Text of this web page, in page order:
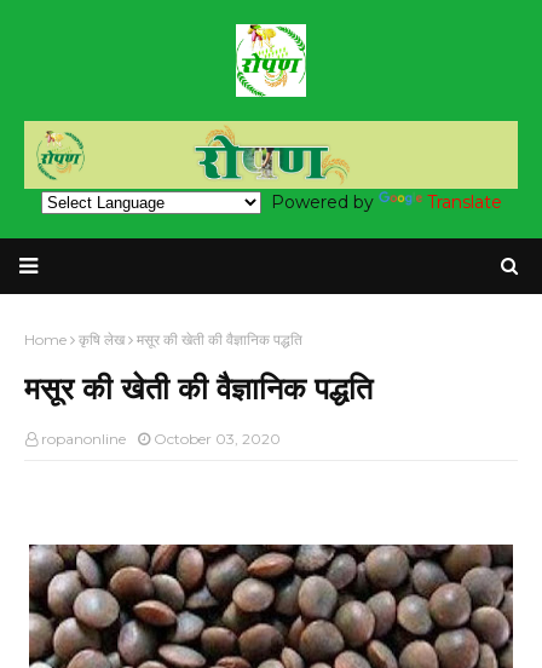
Powered by Translate
Home कृषि लेख मसूर की खेती की वैज्ञानिक पद्धति
मसूर की खेती की वैज्ञानिक पद्धति
ropanonline October 03, 2020